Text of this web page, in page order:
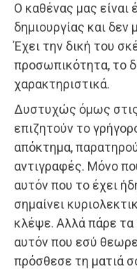
Ο καθένας μας είναι
δημιουργίας και δεν
Έχει την δική του
προσωπικότητα, το
χαρακτηριστικά.
Δυστυχώς όμως
επιζητούν το
απόκτημα,
αντιγραφές. Μόνο
αυτόν που το έχει
σημαίνει
κλέψε. Αλλά πάρε τα
αυτόν που εσύ
πρόσθεσε τη ματιά